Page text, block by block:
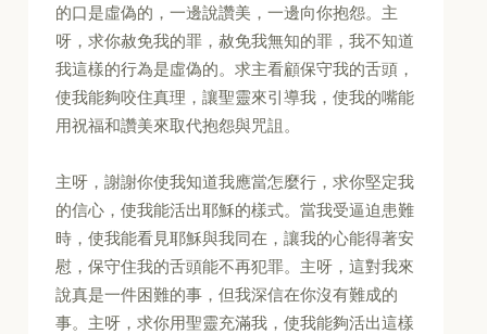
的口是虛偽的，一邊說讚美，一邊向你抱怨。主
呀，求你赦免我的罪，赦免我無知的罪，我不知道
我這樣的行為是虛偽的。求主看顧保守我的舌頭，
使我能夠咬住真理，讓聖靈來引導我，使我的嘴能
用祝福和讚美來取代抱怨與咒詛。
主呀，謝謝你使我知道我應當怎麼行，求你堅定我
的信心，使我能活出耶穌的樣式。當我受逼迫患難
時，使我能看見耶穌與我同在，讓我的心能得著安
慰，保守住我的舌頭能不再犯罪。主呀，這對我來
說真是一件困難的事，但我深信在你沒有難成的
事。主呀，求你用聖靈充滿我，使我能夠活出這樣